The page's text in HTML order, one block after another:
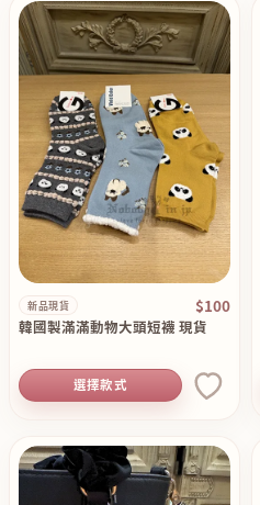
新品現貨 $100
韓國製滿滿動物大頭短襪 現貨
選擇款式